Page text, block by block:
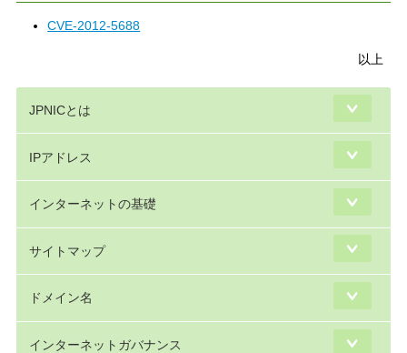
CVE-2012-5688
以上
JPNICとは
IPアドレス
インターネットの基礎
サイトマップ
ドメイン名
インターネットガバナンス